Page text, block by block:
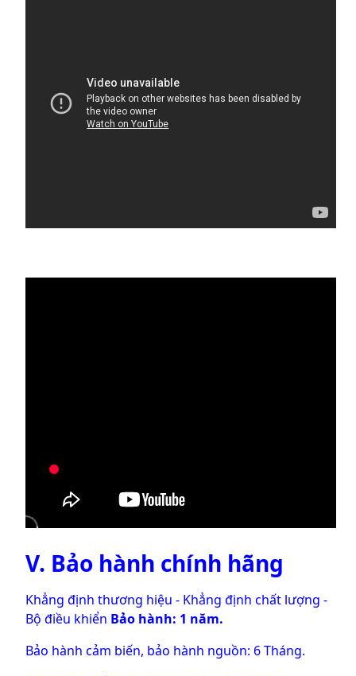
V. Bảo hành chính hãng
Khẳng định thương hiệu - Khẳng định chất lượng -
Bộ điều khiển Bảo hành: 1 năm.
Bảo hành cảm biến, bảo hành nguồn: 6 Tháng.